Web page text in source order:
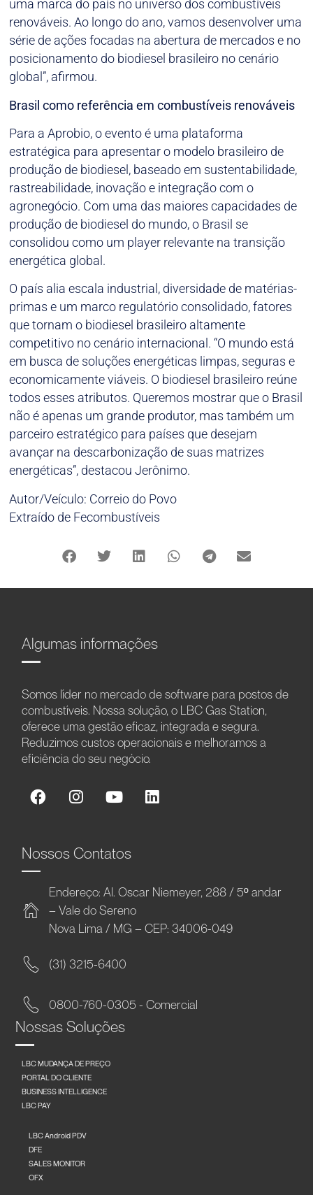
uma marca do país no universo dos combustíveis
renováveis. Ao longo do ano, vamos desenvolver uma
série de ações focadas na abertura de mercados e no
posicionamento do biodiesel brasileiro no cenário
global”, afirmou.
Brasil como referência em combustíveis renováveis
Para a Aprobio, o evento é uma plataforma
estratégica para apresentar o modelo brasileiro de
produção de biodiesel, baseado em sustentabilidade,
rastreabilidade, inovação e integração com o
agronegócio. Com uma das maiores capacidades de
produção de biodiesel do mundo, o Brasil se
consolidou como um player relevante na transição
energética global.
O país alia escala industrial, diversidade de matérias-
primas e um marco regulatório consolidado, fatores
que tornam o biodiesel brasileiro altamente
competitivo no cenário internacional. “O mundo está
em busca de soluções energéticas limpas, seguras e
economicamente viáveis. O biodiesel brasileiro reúne
todos esses atributos. Queremos mostrar que o Brasil
não é apenas um grande produtor, mas também um
parceiro estratégico para países que desejam
avançar na descarbonização de suas matrizes
energéticas”, destacou Jerônimo.
Autor/Veículo: Correio do Povo
Extraído de Fecombustíveis
Algumas informações
Somos líder no mercado de software para postos de
combustíveis. Nossa solução, o LBC Gas Station,
oferece uma gestão eficaz, integrada e segura.
Reduzimos custos operacionais e melhoramos a
eficiência do seu negócio.
Nossos Contatos
Endereço: Al. Oscar Niemeyer, 288 / 5º andar
– Vale do Sereno
Nova Lima / MG – CEP: 34006-049
(31) 3215-6400
0800-760-0305 - Comercial
Nossas Soluções
LBC MUDANÇA DE PREÇO
PORTAL DO CLIENTE
BUSINESS INTELLIGENCE
LBC PAY
LBC Android PDV
DFE
SALES MONITOR
OFX